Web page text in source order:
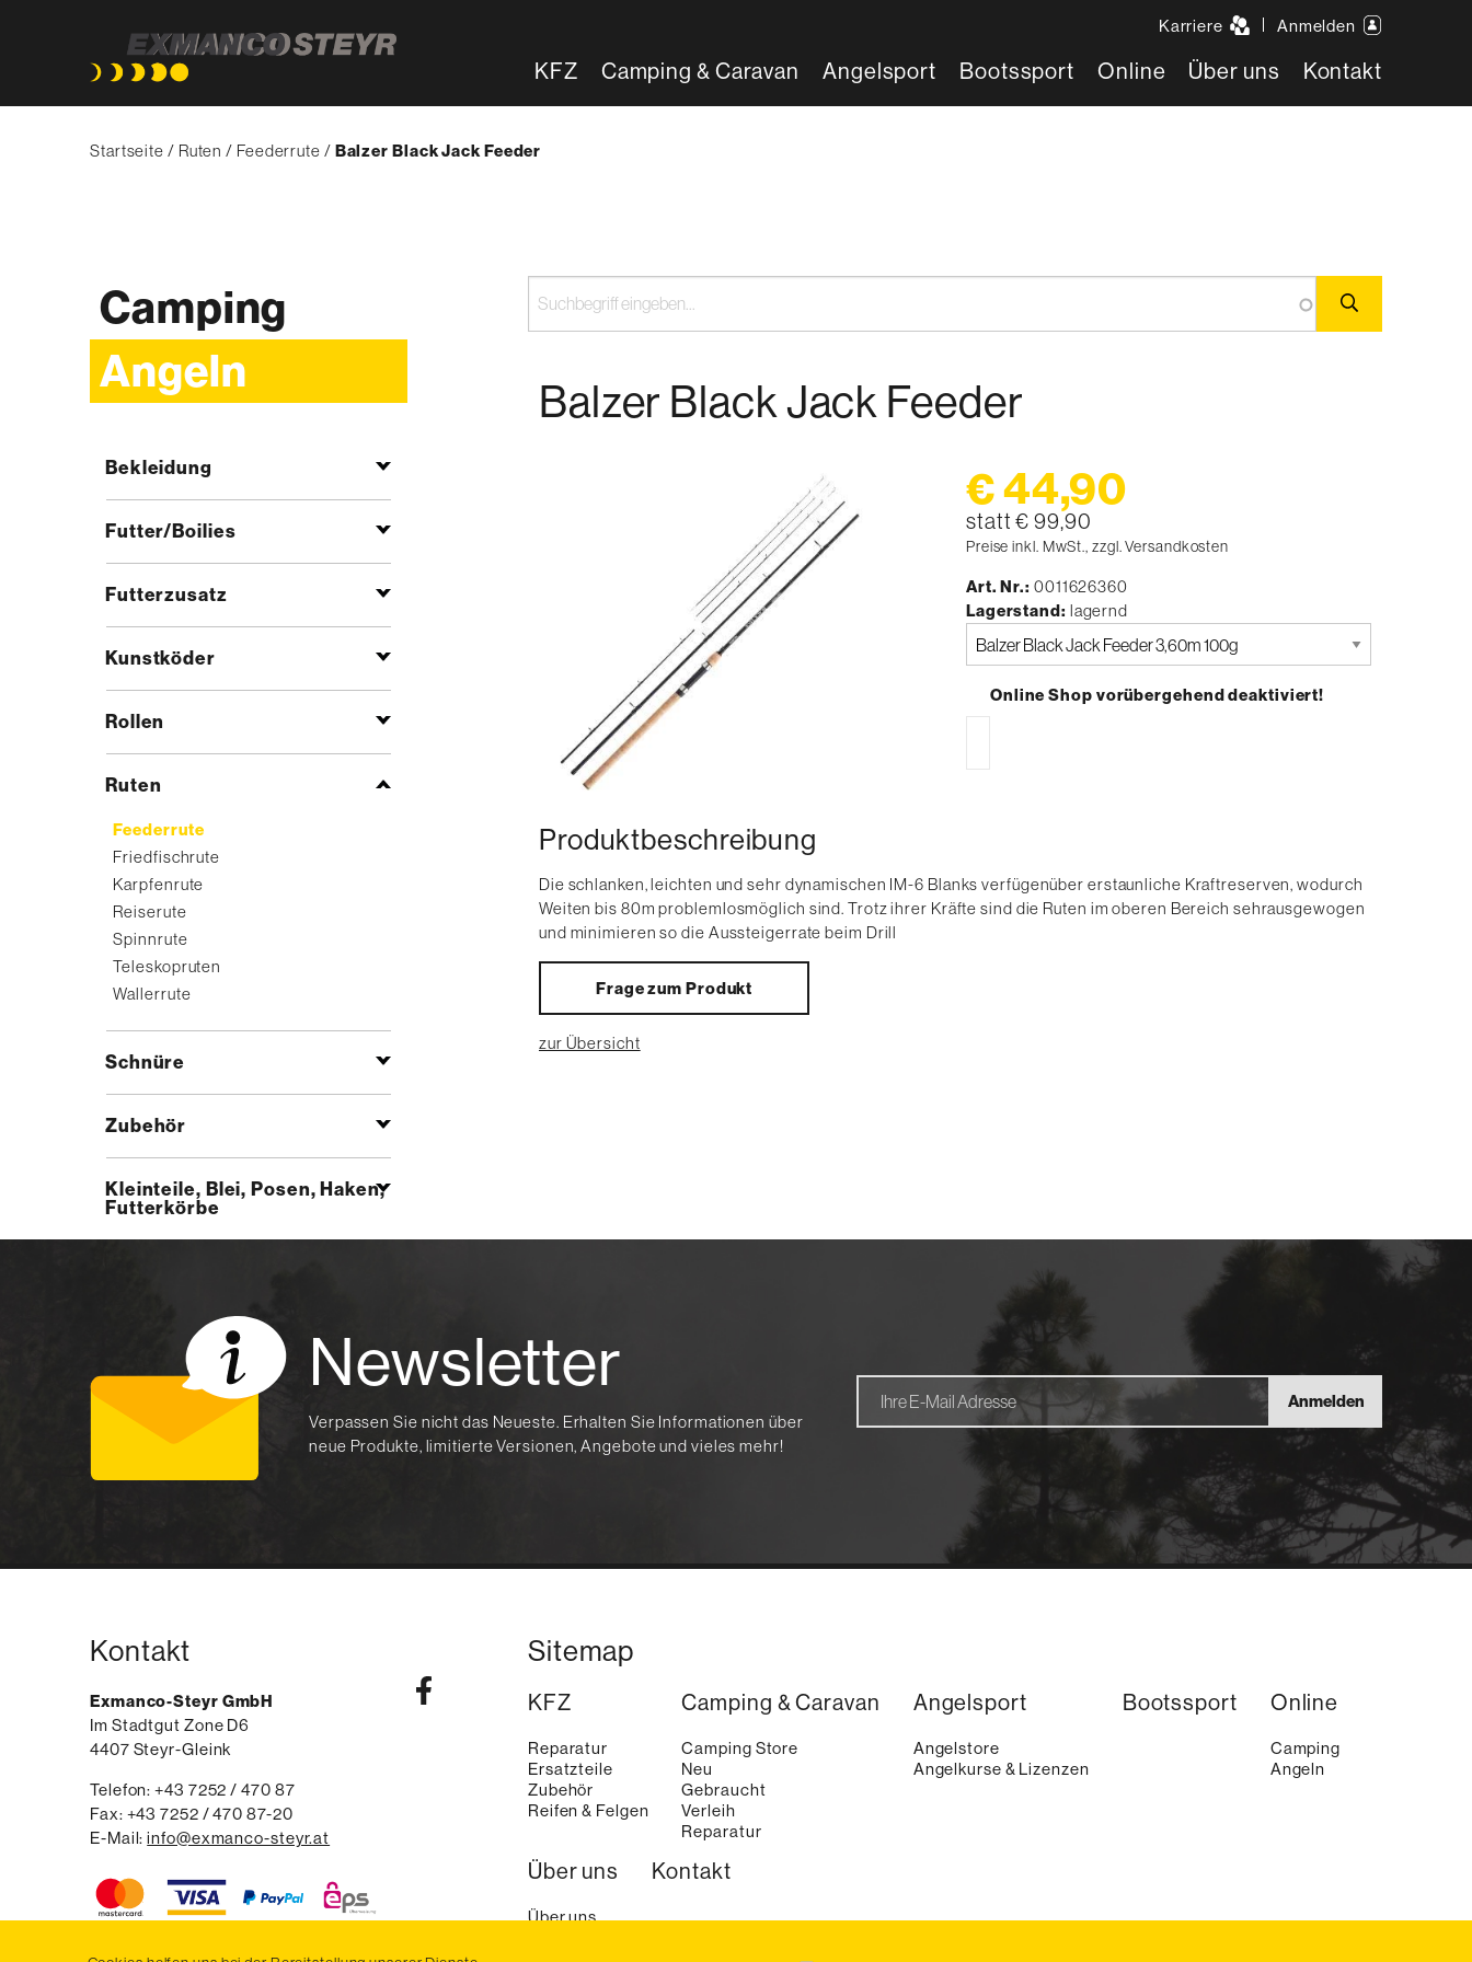
Karriere Anmelden
KFZ Camping & Caravan Angelsport Bootssport Online Über uns Kontakt
Startseite
Ruten Feederrute {'Current'|t}:
Balzer Black Jack Feeder
Balzer Black Jack Feeder
€ 44,90
statt € 99,90
Preise inkl. MwSt., zzgl. Versandkosten
Art. Nr. 0011626360
Lagerstand lagernd
Bitte
auswählen
Online Shop vorübergehend deaktiviert!
Produktbeschreibung
Die schlanken, leichten und sehr dynamischen IM-6 Blanks verfügenüber erstaunliche Kraftreserven, wodurch
Weiten bis 80m problemlosmöglich sind. Trotz ihrer Kräfte sind die Ruten im oberen Bereich sehrausgewogen
und minimieren so die Aussteigerrate beim Drill
Frage zum Produkt
zur Übersicht
Camping
Angeln
Bekleidung
Futter/Boilies
Futterzusatz
Kunstköder
Rollen
Ruten
Feederrute
Friedfischrute
Karpfenrute
Reiserute
Spinnrute
Teleskopruten
Wallerrute
Schnüre
Zubehör
Kleinteile, Blei, Posen, Haken,
Futterkörbe
Newsletter
Verpassen Sie nicht das Neueste. Erhalten Sie Informationen über
neue Produkte, limitierte Versionen, Angebote und vieles mehr!
Anmelden
Kontakt
Exmanco-Steyr GmbH
Im Stadtgut Zone D6
4407 Steyr-Gleink
Telefon: voice
+43 7252 / 470 87
Fax: fax
+43 7252 / 470 87-20
E-Mail: email
info@exmanco-steyr.at
Sitemap
KFZ
Reparatur
Ersatzteile
Zubehör
Reifen & Felgen
Camping & Caravan
Camping Store
Neu
Gebraucht
Verleih
Reparatur
Angelsport
Angelstore
Angelkurse & Lizenzen
Bootssport Online
Camping
Angeln
Über uns
Über uns
Kontakt